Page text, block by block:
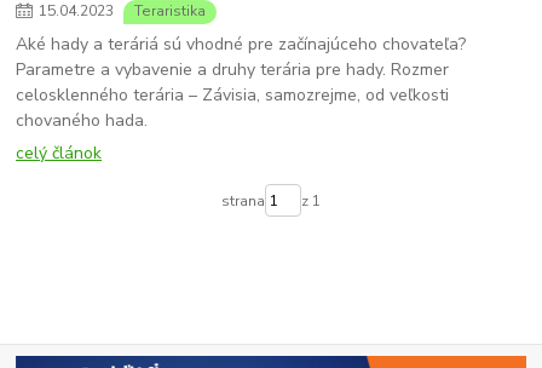
15.04.2023 Teraristika
Aké hady a teráriá sú vhodné pre začínajúceho chovateľa?
Parametre a vybavenie a druhy terária pre hady. Rozmer
celosklenného terária – Závisia, samozrejme, od veľkosti
chovaného hada.
celý článok
strana z 1